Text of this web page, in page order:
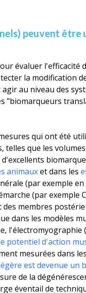
peuvent être
évaluer
la modification
au niveau des
"biomarqueurs
qui ont été
telles que les
animauxet dans les
(par exemple
(par exemple
membres
dans les modèles
l'électromyographie
potentiel d'action
mesurées dans
est devenue
de la
éventail de